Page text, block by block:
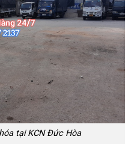
tại KCN Đức Hòa